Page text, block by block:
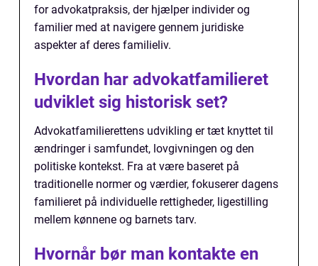
for advokatpraksis, der hjælper individer og
familier med at navigere gennem juridiske
aspekter af deres familieliv.
Hvordan har advokatfamilieret
udviklet sig historisk set?
Advokatfamilierettens udvikling er tæt knyttet til
ændringer i samfundet, lovgivningen og den
politiske kontekst. Fra at være baseret på
traditionelle normer og værdier, fokuserer dagens
familieret på individuelle rettigheder, ligestilling
mellem kønnene og barnets tarv.
Hvornår bør man kontakte en